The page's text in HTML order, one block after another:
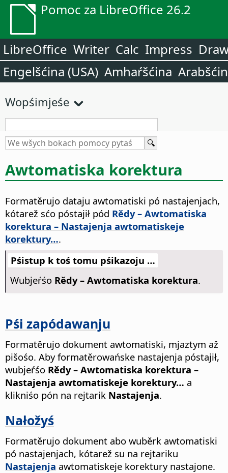
Pomoc za LibreOffice 26.2
LibreOffice Writer Calc Impress
Engelšćina (USA) Amhaŕšćina
Wopśimjeśe
Awtomatiska korektura
Formatěrujo dataju awtomatiski pó nastajenjach,
kótarež sćo póstajił pód Rědy – Awtomatiska
korektura – Nastajenja awtomatiskeje
korektury….
Pśistup k toś tomu pśikazoju …
Wubjeŕśo Rědy – Awtomatiska korektura.
Pśi zapódawanju
Formatěrujo dokument awtomatiski, mjaztym až
pišośo. Aby formatěrowańske nastajenja póstajił,
wubjeŕśo Rědy – Awtomatiska korektura –
Nastajenja awtomatiskeje korektury… a
klikniśo pón na rejtarik Nastajenja.
Nałožyś
Formatěrujo dokument abo wuběrk awtomatiski
pó nastajenjach, kótarež su na rejtariku
Nastajenja awtomatiskeje korektury nastajone.